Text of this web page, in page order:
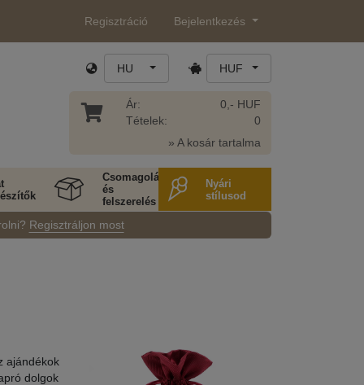
Regisztráció Bejelentkezés
HU HUF
Ár:
Tételek:
0,- HUF
0
» A kosár tartalma
Csomagolás
és
felszerelés
Nyári
stílusod
Regisztráljon most
ajándékok
dolgok